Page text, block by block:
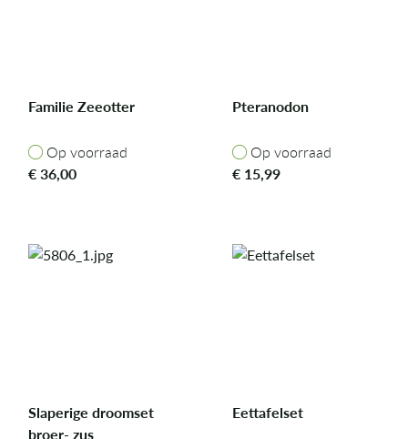
Familie Zeeotter
Op voorraad
Op voorraad
€36,00
Pteranodon
Op voorraad
Op voorraad
€ 15,99
Slaperige droomset
broer- zus
Eettafelset